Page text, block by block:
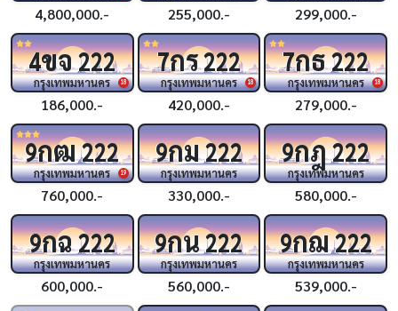
4,800,000.- 255,000.- 299,000.-
18
4ขจ222
กรุงเทพมหานคร
186,000.-
18
7กร222
กรุงเทพมหานคร
420,000.-
18
7กธ222
กรุงเทพมหานคร
279,000.-
19
9กฒ222
กรุงเทพมหานคร
760,000.-
9กม222
กรุงเทพมหานคร
330,000.-
9กฎ222
กรุงเทพมหานคร
580,000.-
9กฉ222
กรุงเทพมหานคร
600,000.-
9กน222
กรุงเทพมหานคร
560,000.-
9กฌ222
กรุงเทพมหานคร
539,000.-